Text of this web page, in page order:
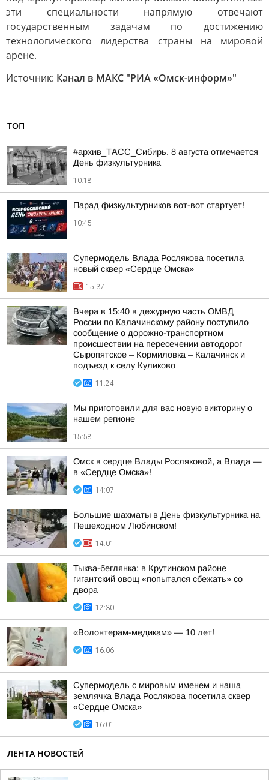
эти специальности напрямую отвечают
государственным задачам по достижению
технологического лидерства страны на мировой
арене.
Источник: Канал в МАКС "РИА «Омск-информ»"
ТОП
#архив_ТАСС_Сибирь. 8 августа отмечается
День физкультурника
10:18
Парад физкультурников вот-вот стартует!
10:45
Супермодель Влада Рослякова посетила
новый сквер «Сердце Омска»
15:37
Вчера в 15:40 в дежурную часть ОМВД
России по Калачинскому району поступило
сообщение о дорожно-транспортном
происшествии на пересечении автодорог
Сыропятское – Кормиловка – Калачинск и
подъезд к селу Куликово
11:24
Мы приготовили для вас новую викторину о
нашем регионе
15:58
Омск в сердце Влады Росляковой, а Влада —
в «Сердце Омска»!
14:07
Большие шахматы в День физкультурника на
Пешеходном Любинском!
14:01
Тыква-беглянка: в Крутинском районе
гигантский овощ «попытался сбежать» со
двора
12:30
«Волонтерам-медикам» — 10 лет!
16:06
Супермодель с мировым именем и наша
землячка Влада Рослякова посетила сквер
«Сердце Омска»
16:01
ЛЕНТА НОВОСТЕЙ